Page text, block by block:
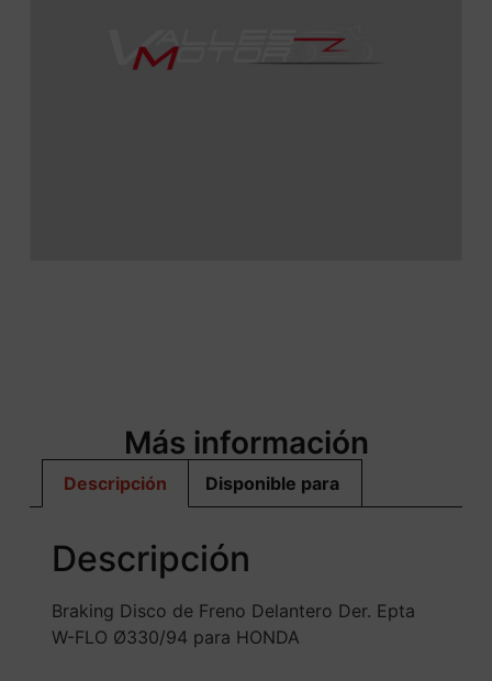
Más información
Descripción Disponible para
Descripción
Braking Disco de Freno Delantero Der. Epta
W-FLO Ø330/94 para HONDA